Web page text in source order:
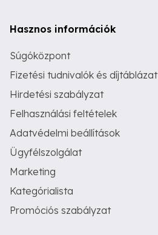
Hasznos információk
Súgóközpont
Fizetési tudnivalók és díjtáblázat
Hirdetési szabályzat
Felhasználási feltételek
Adatvédelmi beállítások
Ügyfélszolgálat
Marketing
Kategórialista
Promóciós szabályzat